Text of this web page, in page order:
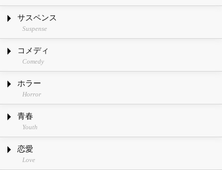
サスペンス
Suspense
コメディ
Comedy
ホラー
Horror
青春
Youth
恋愛
Love